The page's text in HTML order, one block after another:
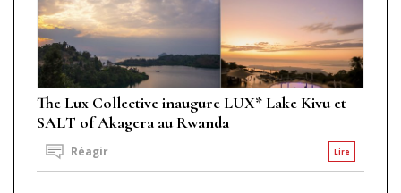
The Lux Collective inaugure LUX* Lake Kivu et
SALT of Akagera au Rwanda
Lire
Réagir